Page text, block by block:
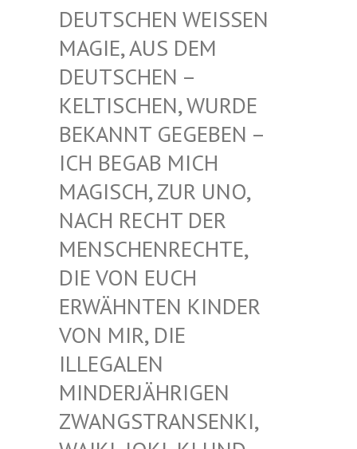
DEUTSCHEN WEISSEN M
AGIE, AUS DEM D
EUTSCHEN – K
ELTISCHEN, WURDE B
EKANNT GEGEBEN – I
CH BEGAB MICH M
AGISCH, ZUR UNO, N
ACH RECHT DER M
ENSCHENRECHTE, D
IE VON EUCH E
RWÄHNTEN KINDER V
ON MIR, DIE I
LLEGALEN M
INDERJÄHRIGEN Z
WANGSTRANSENKI, W